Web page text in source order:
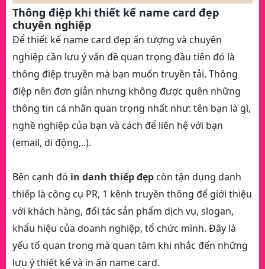
Thông điệp khi thiết kế name card đẹp
chuyên nghiệp
Để thiết kế name card đẹp ấn tượng và chuyên
nghiệp cần lưu ý vấn đề quan trọng đầu tiên đó là
thông điệp truyền mà bạn muốn truyền tải. Thông
điệp nên đơn giản nhưng không được quên những
thông tin cá nhân quan trọng nhất như: tên bạn là gì,
nghề nghiệp của bạn và cách để liên hệ với bạn
(email, di động,..).
Bên cạnh đó in danh thiếp đẹp còn tận dụng danh
thiếp là công cụ PR, 1 kênh truyền thông để giới thiệu
với khách hàng, đối tác sản phẩm dịch vụ, slogan,
khẩu hiệu của doanh nghiệp, tổ chức mình. Đây là
yếu tố quan trong mà quan tâm khi nhắc đến những
lưu ý thiết kế và in ấn name card.